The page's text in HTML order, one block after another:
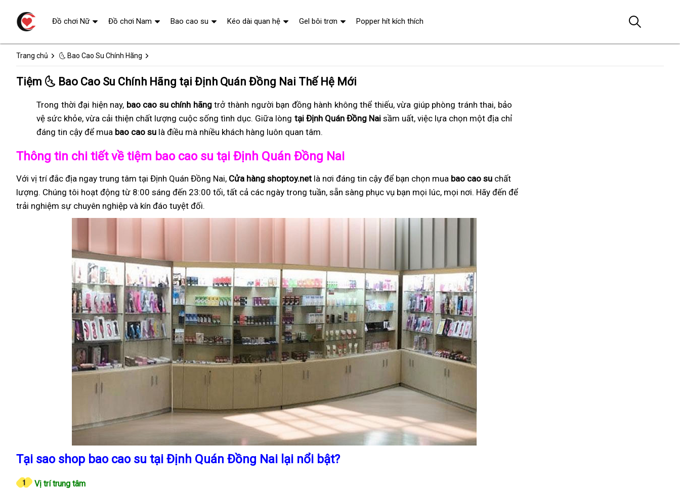
Trang chủ 🌜 Bao Cao Su Chính Hãng
Tiệm 🌜 Bao Cao Su Chính Hãng tại Định Quán Đồng Nai Thế Hệ Mới
Trong thời đại hiện nay, bao cao su chính hãngtrở thành người bạn đồng hành không thể thiếu, vừa giúp phòng tránh thai, bảo
vệ sức khỏe, vừa cải thiện chất lượng cuộc sống tình dục. Giữa lòng tại Định Quán Đồng Naisầm uất, việc lựa chọn một địa chỉ
đáng tin cậy để mua bao cao su là điều mà nhiều khách hàng luôn quan tâm.
Thông tin chi tiết về tiệm bao cao su tại Định Quán Đồng Nai
Với vị trí đắc địa ngay trung tâm tại Định Quán Đồng Nai, Cửa hàng shoptoy.net là nơi đáng tin cậy để bạn chọn mua bao cao su chất
lượng. Chúng tôi hoạt động từ 8:00 sáng đến 23:00 tối, tất cả các ngày trong tuần, sẵn sàng phục vụ bạn mọi lúc, mọi nơi. Hãy đến để
trải nghiệm sự chuyên nghiệp và kín đáo tuyệt đối.
Tại sao shop bao cao su tại Định Quán Đồng Nai lại nổi bật?
Vị trí trung tâm
Đồ chơi Nữ Đồ chơi Nam Bao cao su Kéo dài quan hệ Gel bôi trơn Popper hít kích thích